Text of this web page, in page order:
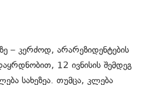
– კერძოდ, არარეზიდენტების
12 ივნისის შემდეგ
სახეზეა. თუმცა, კლება